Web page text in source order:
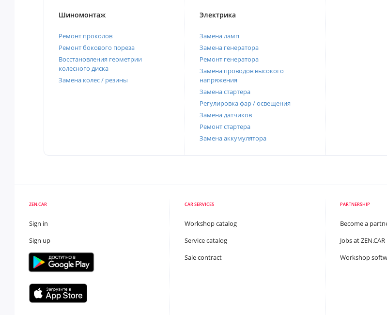
Шиномонтаж
Ремонт проколов
Ремонт бокового пореза
Восстановления геометрии
колесного диска
Замена колес / резины
Электрика
Замена ламп
Замена генератора
Ремонт генератора
Замена проводов высокого
напряжения
Замена стартера
Регулировка фар / освещения
Замена датчиков
Ремонт стартера
Замена аккумулятора
ZEN.CAR
Sign in
Sign up
CAR SERVICES
Workshop catalog
Service catalog
Sale contract
PARTNERSHIP
Become a
Jobs at ZEN.CAR
Workshop